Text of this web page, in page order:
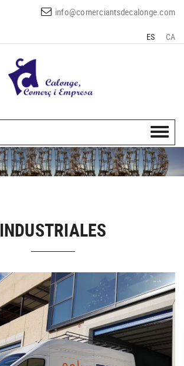
info@comerciantsdecalonge.com
ES CA
INDUSTRIALES